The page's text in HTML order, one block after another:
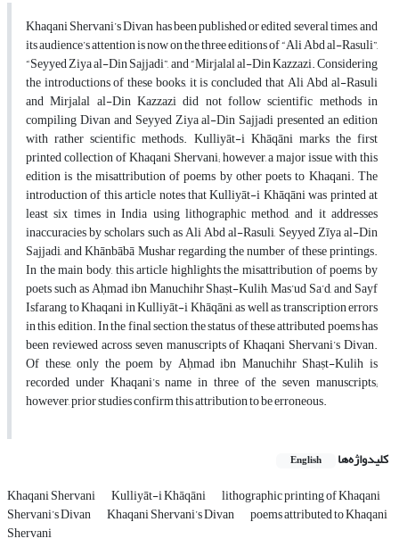
Khaqani Shervani’s Divan has been published or edited several times, and
its audience’s attention is now on the three editions of “Ali Abd al-Rasuli”,
“Seyyed Ziya al-Din Sajjadi”, and “Mirjalal al-Din Kazzazi. Considering
the introductions of these books, it is concluded that Ali Abd al-Rasuli
and Mirjalal al-Din Kazzazi did not follow scientific methods in
compiling Divan and Seyyed Ziya al-Din Sajjadi presented an edition
with rather scientific methods. Kulliyāt-i Khāqāni marks the first
printed collection of Khaqani Shervani; however, a major issue with this
edition is the misattribution of poems by other poets to Khaqani. The
introduction of this article notes that Kulliyāt-i Khāqāni was printed at
least six times in India using lithographic method, and it addresses
inaccuracies by scholars such as Ali Abd al-Rasuli, Seyyed Zīya al-Din
Sajjadi, and Khānbābā Mushar regarding the number of these printings.
In the main body, this article highlights the misattribution of poems by
poets such as Aḥmad ibn Manuchihr Shaṣt-Kulih, Mas’ud Sa’d, and Sayf
Isfarang to Khaqani in Kulliyāt-i Khāqāni, as well as transcription errors
in this edition. In the final section, the status of these attributed poems has
been reviewed across seven manuscripts of Khaqani Shervani’s Divan.
Of these, only the poem by Aḥmad ibn Manuchihr Shaṣt-Kulih is
recorded under Khaqani’s name in three of the seven manuscripts;
however, prior studies confirm this attribution to be erroneous.
کلیدواژه‌ها English
Khaqani Shervani Kulliyāt-i Khāqāni lithographic printing of Khaqani
Shervani’s Divan Khaqani Shervani’s Divan poems attributed to Khaqani
Shervani